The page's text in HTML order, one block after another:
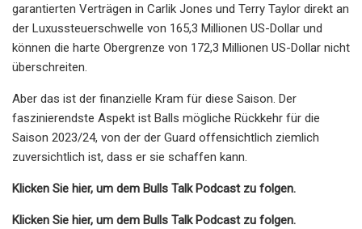
garantierten Verträgen in Carlik Jones und Terry Taylor direkt an
der Luxussteuerschwelle von 165,3 Millionen US-Dollar und
können die harte Obergrenze von 172,3 Millionen US-Dollar nicht
überschreiten.
Aber das ist der finanzielle Kram für diese Saison. Der
faszinierendste Aspekt ist Balls mögliche Rückkehr für die
Saison 2023/24, von der der Guard offensichtlich ziemlich
zuversichtlich ist, dass er sie schaffen kann.
Klicken Sie hier, um dem Bulls Talk Podcast zu folgen.
Klicken Sie hier, um dem Bulls Talk Podcast zu folgen.